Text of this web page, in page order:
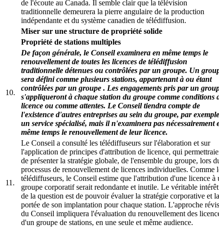
de l'écoute au Canada. Il semble clair que la télévision
traditionnelle demeurera la pierre angulaire de la production
indépendante et du système canadien de télédiffusion.
Miser sur une structure de propriété solide
Propriété de stations multiples
10.
De façon générale, le Conseil examinera en même temps le
renouvellement de toutes les licences de télédiffusion
traditionnelle détenues ou contrôlées par un groupe. Un
sera défini comme plusieurs stations, appartenant à ou étant
contrôlées par un groupe . Les engagements pris par un
s'appliqueront à chaque station du groupe comme conditions
licence ou comme attentes. Le Conseil tiendra compte de
l'existence d'autres entreprises au sein du groupe, par exemple
un service spécialisé, mais il n'examinera pas nécessairement
même temps le renouvellement de leur licence.
11.
Le Conseil a consulté les télédiffuseurs sur l'élaboration et sur
l'application de principes d'attribution de licence, qui
de présenter la stratégie globale, de l'ensemble du groupe, lors
processus de renouvellement de licences individuelles. Comme
télédiffuseurs, le Conseil estime que l'attribution d'une licence à
groupe corporatif serait redondante et inutile. Le véritable intérêt
de la question est de pouvoir évaluer la stratégie corporative et la
portée de son implantation pour chaque station. L'approche
du Conseil impliquera l'évaluation du renouvellement des
d'un groupe de stations, en une seule et même audience.